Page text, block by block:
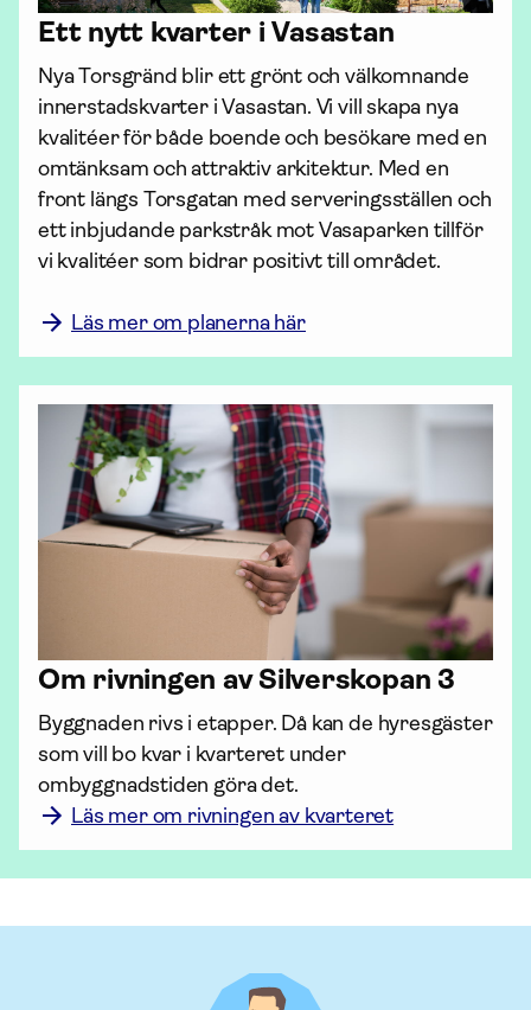
Ett nytt kvarter i Vasastan
Nya Torsgränd blir ett grönt och välkomnande
innerstadskvarter i Vasastan. Vi vill skapa nya
kvalitéer för både boende och besökare med en
omtänksam och attraktiv arkitektur. Med en
front längs Torsgatan med serveringsställen och
ett inbjudande parkstråk mot Vasaparken tillför
vi kvalitéer som bidrar positivt till området.
Läs mer om planerna här
Om rivningen av Silverskopan 3
Byggnaden rivs i etapper. Då kan de hyresgäster
som vill bo kvar i kvarteret under
ombyggnadstiden göra det.
Läs mer om rivningen av kvarteret